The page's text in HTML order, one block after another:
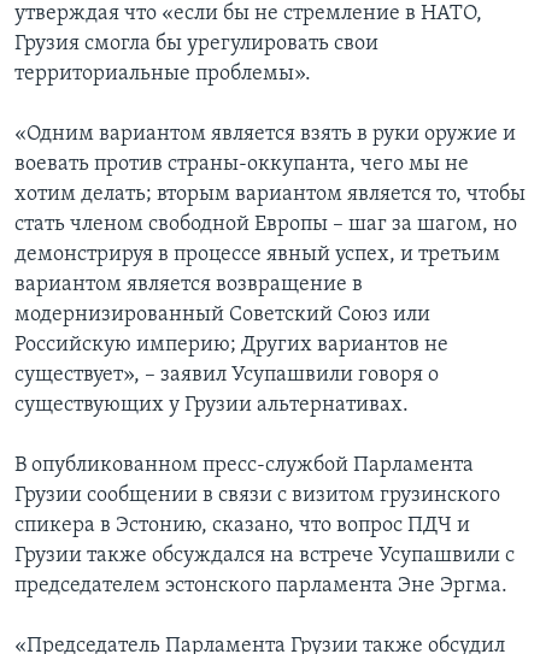
утверждая что «если бы не стремление в НАТО,
Грузия смогла бы урегулировать свои
территориальные проблемы».
«Одним вариантом является взять в руки оружие и
воевать против страны-оккупанта, чего мы не
хотим делать; вторым вариантом является то, чтобы
стать членом свободной Европы – шаг за шагом, но
демонстрируя в процессе явный успех, и третьим
вариантом является возвращение в
модернизированный Советский Союз или
Российскую империю; Других вариантов не
существует», – заявил Усупашвили говоря о
существующих у Грузии альтернативах.
В опубликованном пресс-службой Парламента
Грузии сообщении в связи с визитом грузинского
спикера в Эстонию, сказано, что вопрос ПДЧ и
Грузии также обсуждался на встрече Усупашвили с
председателем эстонского парламента Эне Эргма.
«Председатель Парламента Грузии также обсудил